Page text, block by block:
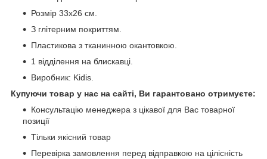
Розмір 33х26 см.
З глітерним покриттям.
Пластикова з тканинною окантовкою.
1 відділення на блискавці.
Виробник: Kidis.
Купуючи товар у нас на сайті, Ви гарантовано отримуєте:
Консультацію менеджера з цікавої для Вас товарної
позиції
Тільки якісний товар
Перевірка замовлення перед відправкою на цілісність